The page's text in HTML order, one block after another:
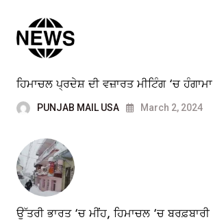
ਹਿਮਾਚਲ ਪ੍ਰਦੇਸ਼ ਦੀ ਵਜ਼ਾਰਤ ਮੀਟਿੰਗ ‘ਚ ਹੰਗਾਮਾ
PUNJAB MAIL USA March 2, 2024
ਉੱਤਰੀ ਭਾਰਤ ‘ਚ ਮੀਂਹ, ਹਿਮਾਚਲ ‘ਚ ਬਰਫ਼ਬਾਰੀ